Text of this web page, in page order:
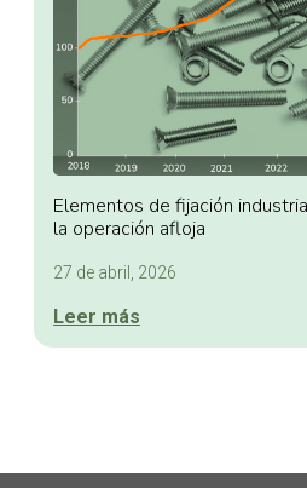
Elementos de fijación
la operación afloja
27 de abril, 2026
Leer más